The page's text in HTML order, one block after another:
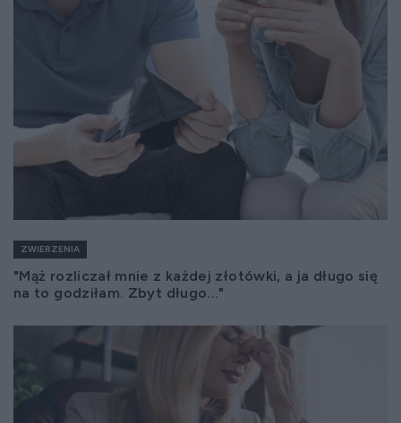
ZWIERZENIA
"Mąż rozliczał mnie z każdej złotówki, a ja długo się
na to godziłam. Zbyt długo..."